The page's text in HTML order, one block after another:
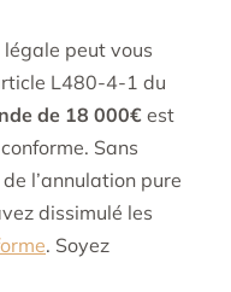
peut vous
L480-4-1 du
de 18 000€ est
Sans
l’annulation pure
dissimulé les
. Soyez